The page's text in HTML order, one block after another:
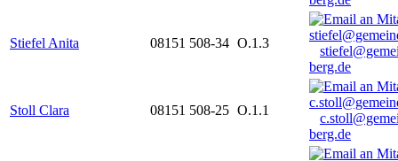
Stiefel Anita 08151 508-34 O.1.3
berg.de
Stoll Clara 08151 508-25 O.1.1
berg.de